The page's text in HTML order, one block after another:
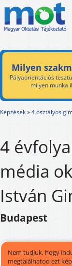
Milyen
Pályaorientációs
milyen munka
Képzések»4 osztályos
4
média
István
Budapest
Nem tudjuk, hogy
megtalálhatod ezt